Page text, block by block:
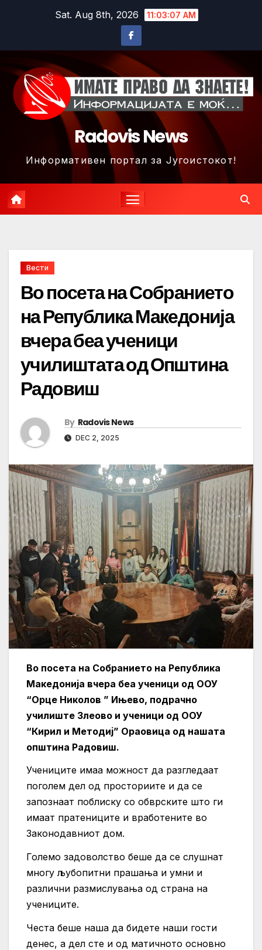
Sat. Aug 8th, 2026 11:03:10 AM
Radovis News
Информативен портал за Југоистокот!
Вести
Во посета на Собранието
на Република Македонија
вчера беа ученици
училиштата од Општина
Радовиш
By Radovis News
DEC 2, 2025
Во посета на Собранието на Република
Македонија вчера беа ученици од ООУ
“Орце Николов ” Ињево, подрачно
училиште Злеово и ученици од ООУ
“Кирил и Методиј” Ораовица од нашата
општина Радовиш.
Учениците имаа можност да разгледаат
поголем дел од просториите и да се
запознаат поблиску со обврските што ги
имаат пратениците и вработените во
Законодавниот дом.
Големо задоволство беше да се слушнат
многу љубопитни прашања и умни и
различни размислувања од страна на
учениците.
Честа беше наша да бидете наши гости
денес, а дел сте и од матичното основно